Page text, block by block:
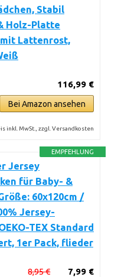
Stabil
Holz-Platte
Lattenrost,
116,99 €
Bei Amazon ansehen
inkl. MwSt., zzgl. Versandkosten
EMPFEHLUNG
Jersey
für Baby- &
60x120cm /
Jersey-
TEX Standard
1er Pack, flieder
7,99 €
8,95 €